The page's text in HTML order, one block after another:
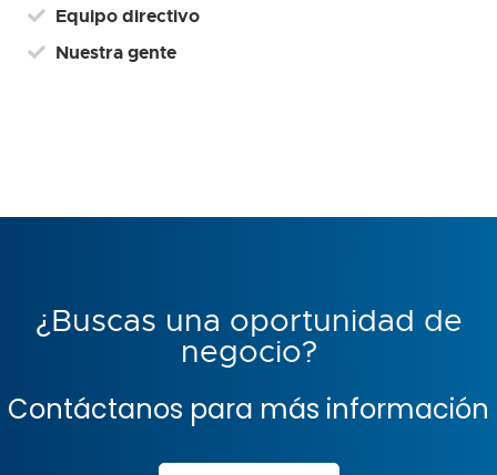
Equipo directivo
Nuestra gente
¿Buscas una oportunidad de
negocio?
Contáctanos para más información